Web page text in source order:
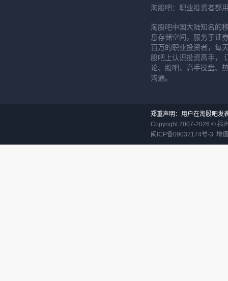
淘股吧：职业投资者都
淘股吧中国大陆知名的
息存储空间，服务于证
百万的职业投资者，每
股吧上认识投资高手，
论、股吧、高手操盘、
沟通。
郑重声明：用户在淘股吧发
Copyright 2007-2026 © 福
闽ICP备09037174号-3 增